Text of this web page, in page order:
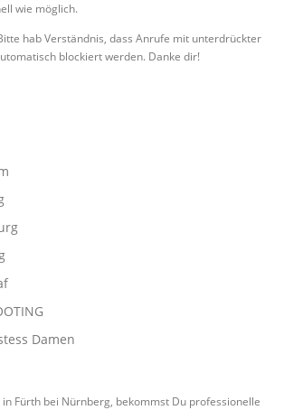
wie möglich.
hab Verständnis, dass Anrufe mit unterdrückter
blockiert werden. Danke dir!
Damen
Fürth bei Nürnberg, bekommst Du professionelle